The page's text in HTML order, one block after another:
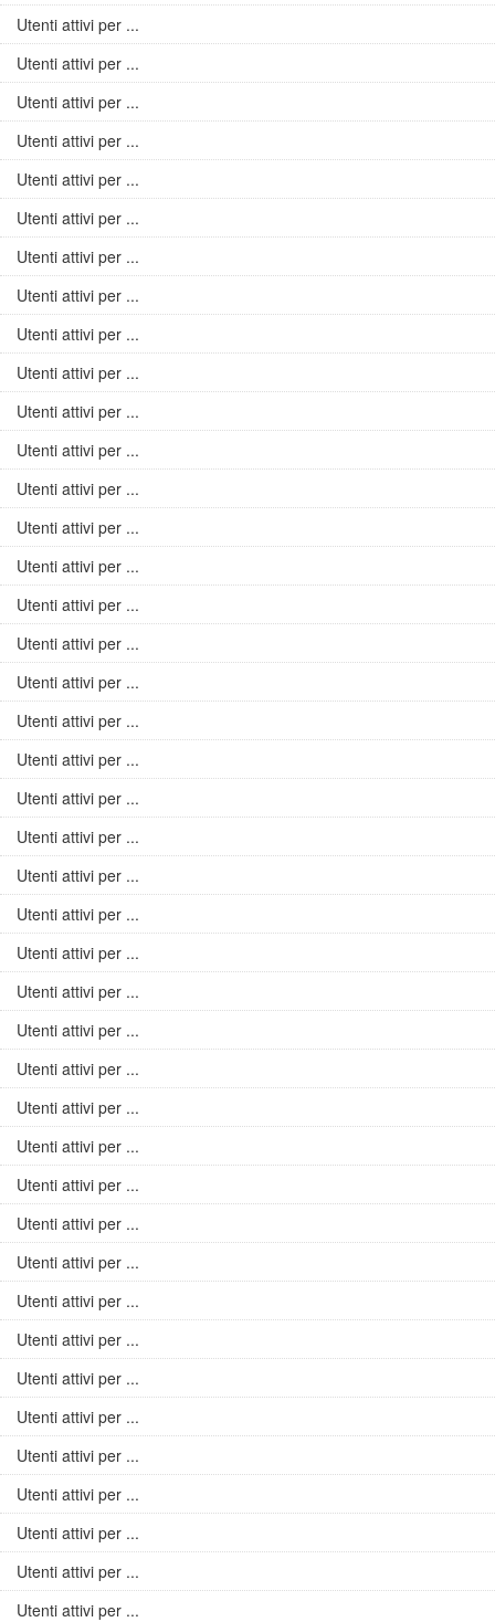
Utenti attivi per ...
Utenti attivi per ...
Utenti attivi per ...
Utenti attivi per ...
Utenti attivi per ...
Utenti attivi per ...
Utenti attivi per ...
Utenti attivi per ...
Utenti attivi per ...
Utenti attivi per ...
Utenti attivi per ...
Utenti attivi per ...
Utenti attivi per ...
Utenti attivi per ...
Utenti attivi per ...
Utenti attivi per ...
Utenti attivi per ...
Utenti attivi per ...
Utenti attivi per ...
Utenti attivi per ...
Utenti attivi per ...
Utenti attivi per ...
Utenti attivi per ...
Utenti attivi per ...
Utenti attivi per ...
Utenti attivi per ...
Utenti attivi per ...
Utenti attivi per ...
Utenti attivi per ...
Utenti attivi per ...
Utenti attivi per ...
Utenti attivi per ...
Utenti attivi per ...
Utenti attivi per ...
Utenti attivi per ...
Utenti attivi per ...
Utenti attivi per ...
Utenti attivi per ...
Utenti attivi per ...
Utenti attivi per ...
Utenti attivi per ...
Utenti attivi per ...